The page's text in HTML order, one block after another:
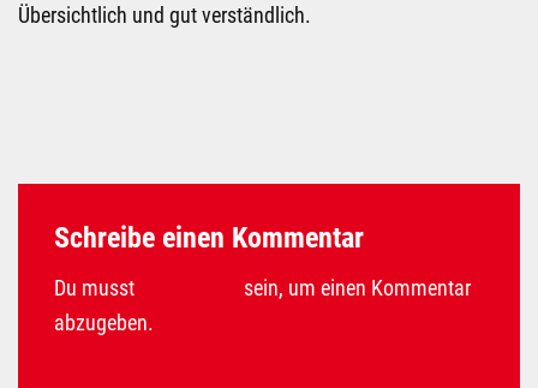
Übersichtlich und gut verständlich.
Schreibe einen Kommentar
Du musst
sein, um einen Kommentar
abzugeben.